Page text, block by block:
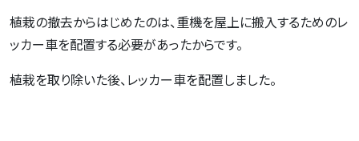
植栽の撤去からはじめたのは、重機を屋上に搬入するためのレ
ッカー車を配置する必要があったからです。
植栽を取り除いた後、レッカー車を配置しました。